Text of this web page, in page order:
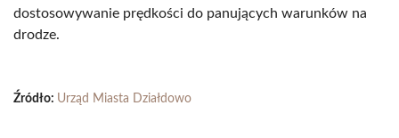
dostosowywanie prędkości do panujących warunków na
drodze.
Źródło: Urząd Miasta Działdowo